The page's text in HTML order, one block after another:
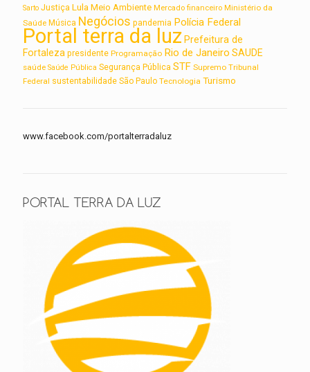
Sarto Justiça Lula Meio Ambiente Mercado financeiro Ministério da
Saúde Música Negócios pandemia Polícia Federal
Portal terra da luz Prefeitura de
Fortaleza presidente Programação Rio de Janeiro SAUDE
saúde Saúde Pública Segurança Pública STF Supremo Tribunal
Federal sustentabilidade São Paulo Tecnologia Turismo
www.facebook.com/portalterradaluz
PORTAL TERRA DA LUZ